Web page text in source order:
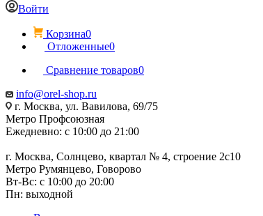
Войти
Корзина0
Отложенные0
Сравнение товаров0
info@orel-shop.ru
г. Москва, ул. Вавилова, 69/75
Метро Профсоюзная
Ежедневно: с 10:00 до 21:00
г. Москва, Солнцево, квартал № 4, строение 2с10
Метро Румянцево, Говорово
Вт-Вс: с 10:00 до 20:00
Пн: выходной